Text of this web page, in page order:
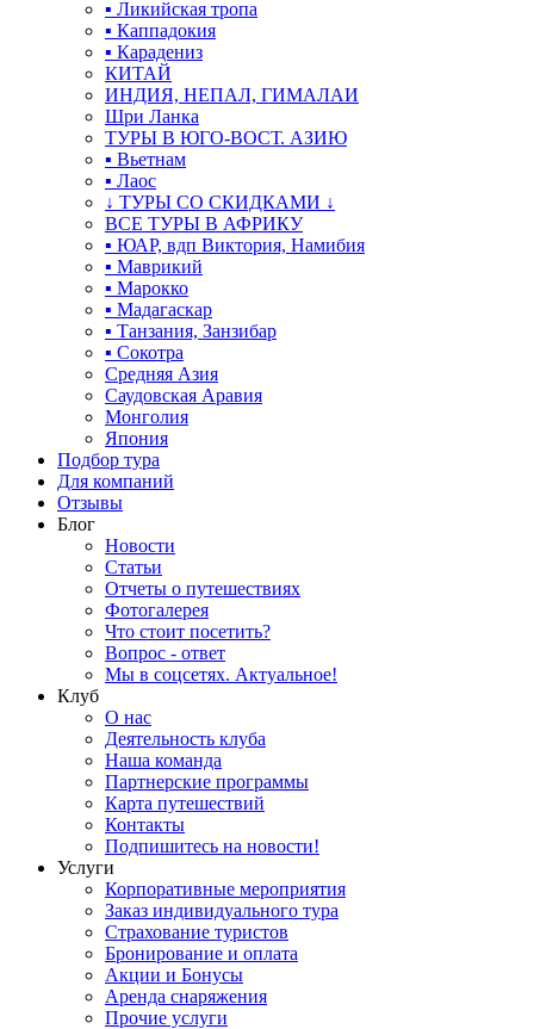
▪ Ликийская тропа
▪ Каппадокия
▪ Карадениз
КИТАЙ
ИНДИЯ, НЕПАЛ, ГИМАЛАИ
Шри Ланка
ТУРЫ В ЮГО-ВОСТ. АЗИЮ
▪ Вьетнам
▪ Лаос
↓ ТУРЫ СО СКИДКАМИ ↓
ВСЕ ТУРЫ В АФРИКУ
▪ ЮАР, вдп Виктория, Намибия
▪ Маврикий
▪ Марокко
▪ Мадагаскар
▪ Танзания, Занзибар
▪ Сокотра
Средняя Азия
Саудовская Аравия
Монголия
Япония
Подбор тура
Для компаний
Отзывы
Блог
Новости
Статьи
Отчеты о путешествиях
Фотогалерея
Что стоит посетить?
Вопрос - ответ
Мы в соцсетях. Актуальное!
Клуб
О нас
Деятельность клуба
Наша команда
Партнерские программы
Карта путешествий
Контакты
Подпишитесь на новости!
Услуги
Корпоративные мероприятия
Заказ индивидуального тура
Страхование туристов
Бронирование и оплата
Акции и Бонусы
Аренда снаряжения
Прочие услуги